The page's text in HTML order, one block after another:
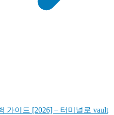
가이드 [2026] – 터미널로 vault